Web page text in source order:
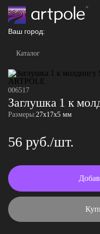
Ваш город:
Каталог
006517
Заглушка 1 к
Размеры:27x17x5 мм
56 руб./шт.